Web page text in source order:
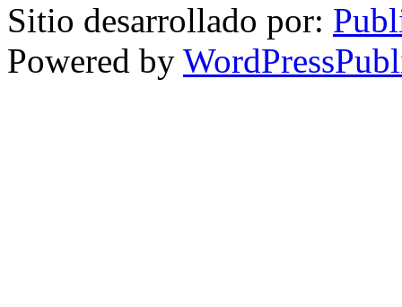
Sitio desarrollado por:
Powered by